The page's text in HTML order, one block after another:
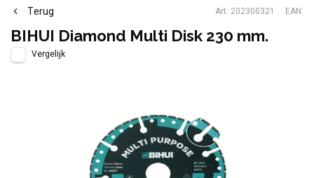
Terug Art: 202300321 EAN:
BIHUI Diamond Multi Disk 230 mm.
Vergelijk